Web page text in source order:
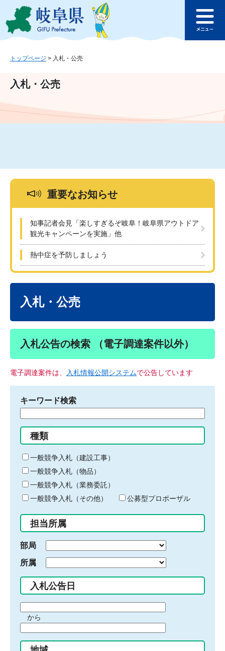
ジ
ュ
文
このページの本文へ
ュ
トップページ > 入札・公売
入札・公売
重要なお知らせ
知事記者会見「楽しすぎるぞ岐阜！岐阜県アウトドア
観光キャンペーンを実施」他
熱中症を予防しましょう
入札・公売
入札公告の検索 （電子調達案件以外）
電子調達案件は、 入札情報公開システムで公告しています
キーワード検索
る
キ
ー
ワ
ー
ド
入
力
種類
一般競争入札（建設工事）
一般競争入札（物品）
一般競争入札（業務委託）
一般競争入札（その他）
公募型プロポーザル
担当所属
部局
所属
入札公告日
間
始
から
間